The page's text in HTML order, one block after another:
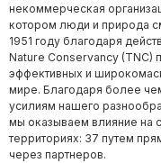
некоммерческая
котором люди и природа
1951 году благодаря
Nature Conservancy (TNC)
эффективных и
мире. Благодаря более
усилиям нашего
мы оказываем влияние на
территориях: 37 путем
через партнеров.